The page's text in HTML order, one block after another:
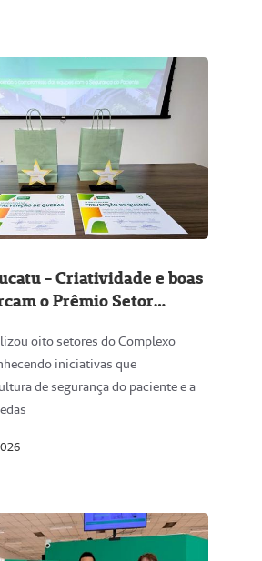
- Criatividade e boas
o Prêmio Setor
oito setores do Complexo
iniciativas que
de segurança do paciente e a